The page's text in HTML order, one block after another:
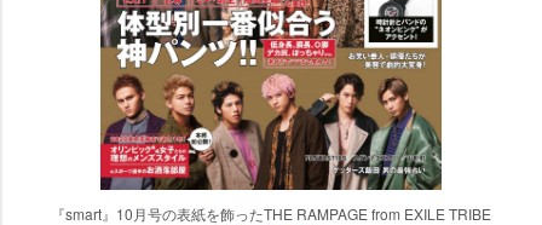
『smart』10月号の表紙を飾ったTHE RAMPAGE from EXILE TRIBE